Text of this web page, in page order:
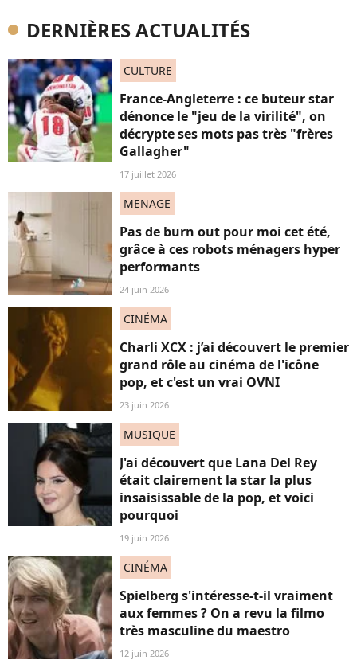
DERNIÈRES ACTUALITÉS
CULTURE
France-Angleterre : ce buteur star
dénonce le "jeu de la virilité", on
décrypte ses mots pas très "frères
Gallagher"
17 juillet 2026
MENAGE
Pas de burn out pour moi cet été,
grâce à ces robots ménagers hyper
performants
24 juin 2026
CINÉMA
Charli XCX : j’ai découvert le premier
grand rôle au cinéma de l'icône
pop, et c'est un vrai OVNI
23 juin 2026
MUSIQUE
J'ai découvert que Lana Del Rey
était clairement la star la plus
insaisissable de la pop, et voici
pourquoi
19 juin 2026
CINÉMA
Spielberg s'intéresse-t-il vraiment
aux femmes ? On a revu la filmo
très masculine du maestro
12 juin 2026